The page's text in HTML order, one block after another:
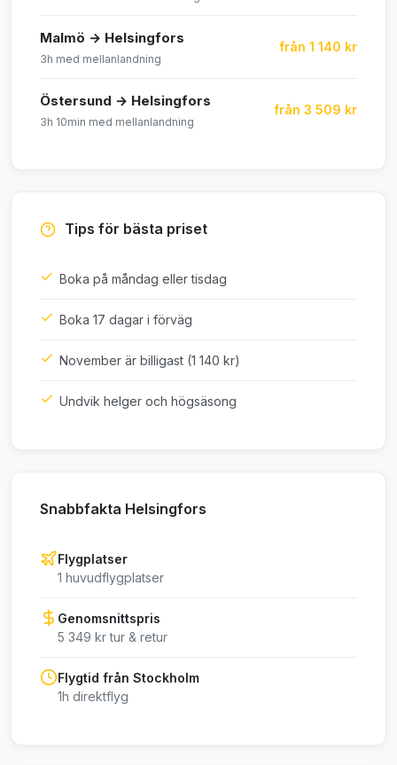
Malmö → Helsingfors
3h med mellanlandning
från 1 140 kr
Östersund → Helsingfors
3h 10min med mellanlandning
från 3 509 kr
Tips för bästa priset
Boka på måndag eller tisdag
Boka 17 dagar i förväg
November är billigast (1 140 kr)
Undvik helger och högsäsong
Snabbfakta Helsingfors
Flygplatser
1 huvudflygplatser
Genomsnittspris
5 349 kr tur & retur
Flygtid från Stockholm
1h direktflyg